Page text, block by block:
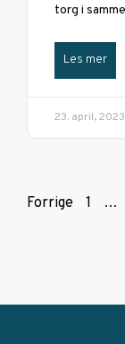
torg i
Les mer
23. april, 2023
Forrige 1 …